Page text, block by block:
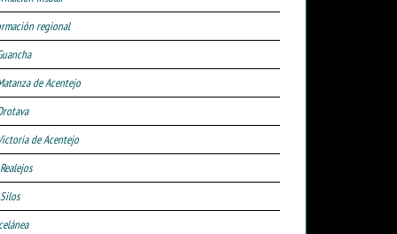
regional
de Acentejo
de Acentejo